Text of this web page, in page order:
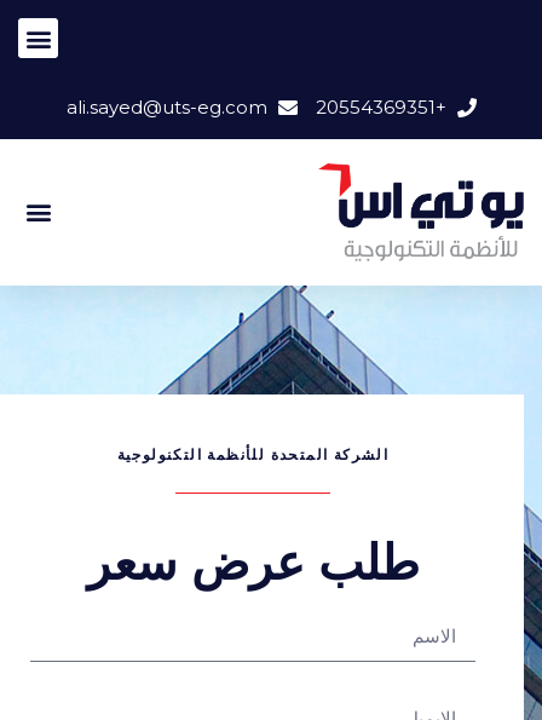
+20554369351
ali.sayed@uts-eg.com
الشركة المتحدة للأنظمة التكنولوجية
طلب عرض سعر